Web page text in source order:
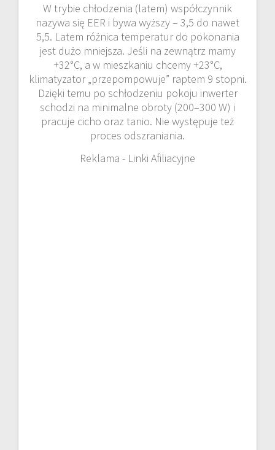
W trybie chłodzenia (latem) współczynnik
nazywa się EER i bywa wyższy – 3,5 do nawet
5,5. Latem różnica temperatur do pokonania
jest dużo mniejsza. Jeśli na zewnątrz mamy
+32°C, a w mieszkaniu chcemy +23°C,
klimatyzator „przepompowuje” raptem 9 stopni.
Dzięki temu po schłodzeniu pokoju inwerter
schodzi na minimalne obroty (200–300 W) i
pracuje cicho oraz tanio. Nie występuje też
proces odszraniania.
Reklama - Linki Afiliacyjne